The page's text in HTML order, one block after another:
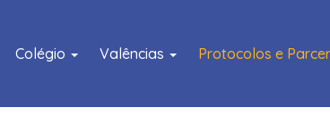
Colégio Valências Protocolos e